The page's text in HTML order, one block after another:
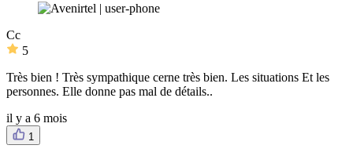
Cc
5
Très bien ! Très sympathique cerne très bien. Les situations Et les
personnes. Elle donne pas mal de détails..
il y a 6 mois
1